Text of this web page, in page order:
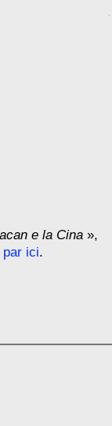
e la Cina »,
par ici.